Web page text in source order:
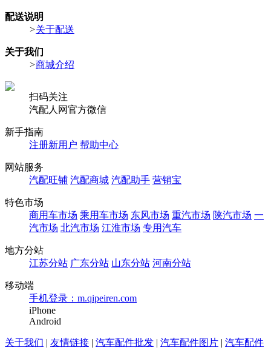
配送说明
>关于配送
关于我们
>商城介绍
扫码关注
汽配人网官方微信
新手指南
注册新用户 帮助中心
网站服务
汽配旺铺 汽配商城 汽配助手 营销宝
特色市场
商用车市场 乘用车市场 东风市场 重汽市场 陕汽市场 一
汽市场 北汽市场 江淮市场 专用汽车
地方分站
江苏分站 广东分站 山东分站 河南分站
移动端
手机登录：m.qipeiren.com
iPhone
Android
关于我们 | 友情链接 | 汽车配件批发 | 汽车配件图片 | 汽车配件